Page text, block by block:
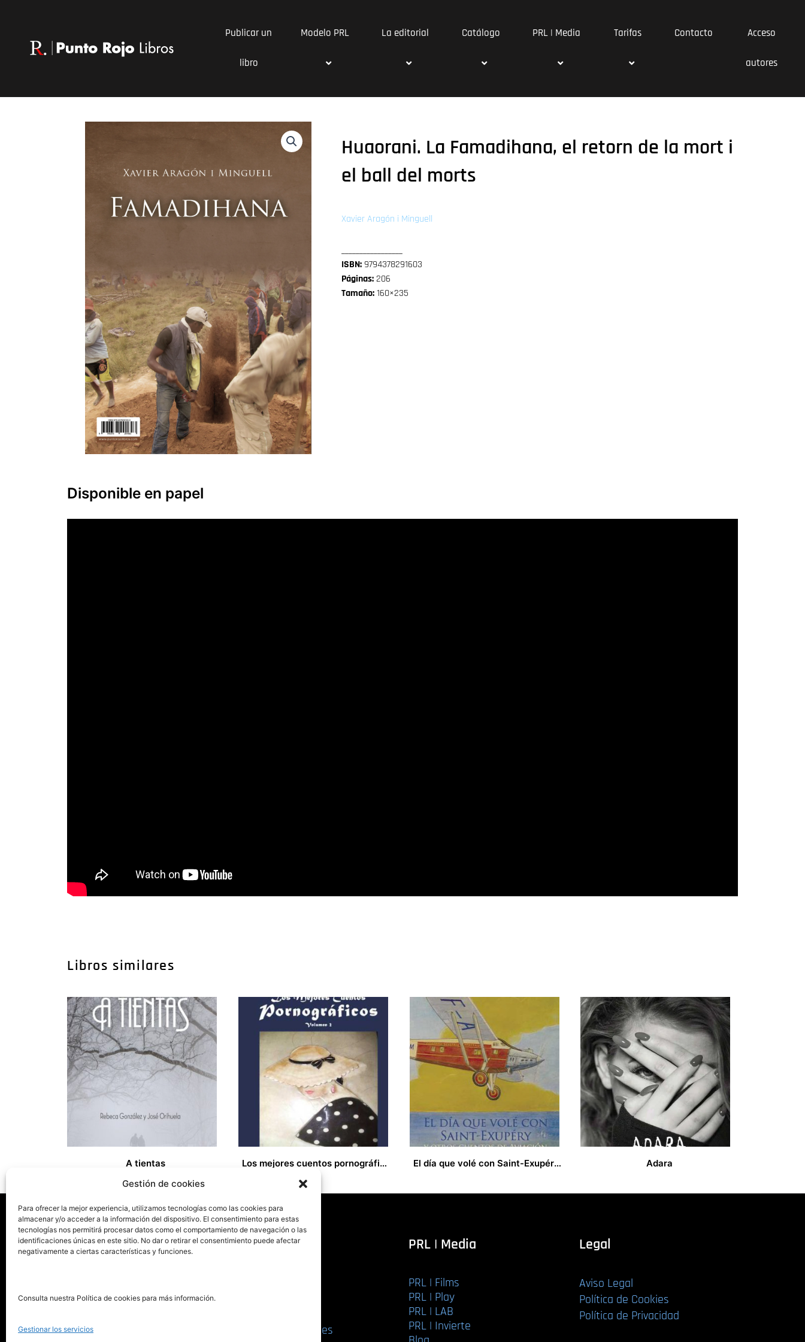
Gestión de cookies
Para ofrecer la mejor experiencia, utilizamos tecnologías como las cookies para
almacenar y/o acceder a la información del dispositivo. El consentimiento para estas
tecnologías nos permitirá procesar datos como el comportamiento de navegación o las
identificaciones únicas en este sitio. No dar o retirar el consentimiento puede afectar
negativamente a ciertas características y funciones.
Consulta nuestra Política de cookies para más información.
Gestionar los servicios
Publicar un
libro
Modelo PRL La editorial Catálogo PRL | Media Tarifas Contacto Acceso
autores
Huaorani. La Famadihana, el retorn de la mort i
el ball del morts
Xavier Aragón i Minguell
ISBN:9794378291603
Páginas:206
Tamaño:160×235
Disponible en papel
Libros similares
A tientas Los mejores cuentos pornográficos. Volumen II El día que volé con Saint-Exupéry y otros cuentos de aviación Adara
pionero de autoedición
911 413 306
La editorial
Servicios editoriales
PRL | Media
PRL | Films
PRL | Play
PRL | LAB
PRL | Invierte
Legal
Aviso Legal
Política de Cookies
Política de Privacidad